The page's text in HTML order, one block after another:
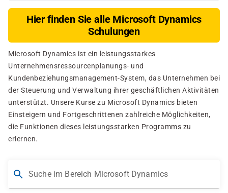
Hier finden Sie alle Microsoft Dynamics
Schulungen
Microsoft Dynamics ist ein leistungsstarkes
Unternehmensressourcenplanungs- und
Kundenbeziehungsmanagement-System, das Unternehmen bei
der Steuerung und Verwaltung ihrer geschäftlichen Aktivitäten
unterstützt. Unsere Kurse zu Microsoft Dynamics bieten
Einsteigern und Fortgeschrittenen zahlreiche Möglichkeiten,
die Funktionen dieses leistungsstarken Programms zu
erlernen.
Suche im Bereich Microsoft Dynamics